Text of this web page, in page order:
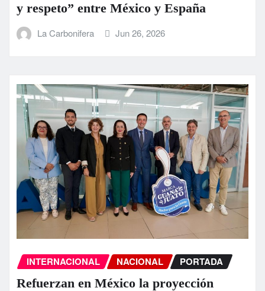
y respeto” entre México y España
La Carbonifera Jun 26, 2026
INTERNACIONAL NACIONAL PORTADA
Refuerzan en México la proyección